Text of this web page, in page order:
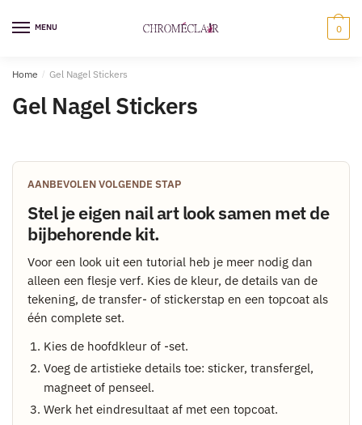
naar
naar
MENU 0
Home / Gel Nagel Stickers
Gel Nagel Stickers
AANBEVOLEN VOLGENDE STAP
Stel je eigen nail art look samen met de
bijbehorende kit.
Voor een look uit een tutorial heb je meer nodig dan
alleen een flesje verf. Kies de kleur, de details van de
tekening, de transfer- of stickerstap en een topcoat als
één complete set.
Kies de hoofdkleur of -set.
Voeg de artistieke details toe: sticker, transfergel,
magneet of penseel.
Werk het eindresultaat af met een topcoat.